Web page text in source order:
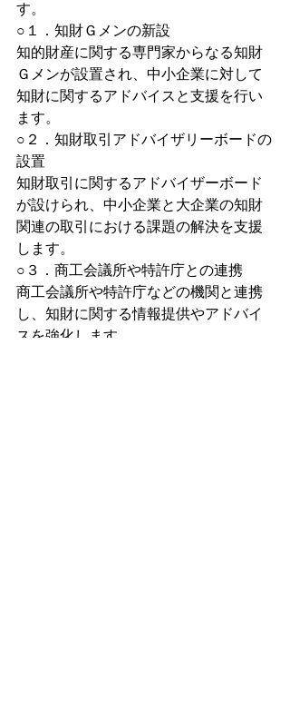
す。
○１．知財Ｇメンの新設
知的財産に関する専門家からなる知財
Ｇメンが設置され、中小企業に対して
知財に関するアドバイスと支援を行い
ます。
○２．知財取引アドバイザリーボードの
設置
知財取引に関するアドバイザーボード
が設けられ、中小企業と大企業の知財
関連の取引における課題の解決を支援
します。
○３．商工会議所や特許庁との連携
商工会議所や特許庁などの機関と連携
し、知財に関する情報提供やアドバイ
スを強化します。